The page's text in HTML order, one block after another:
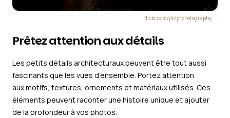
flickr.com/jlnljnphotography
Prêtez attention aux détails
Les petits détails architecturaux peuvent être tout aussi
fascinants que les vues d’ensemble. Portez attention
aux motifs, textures, ornements et matériaux utilisés. Ces
éléments peuvent raconter une histoire unique et ajouter
de la profondeur à vos photos.